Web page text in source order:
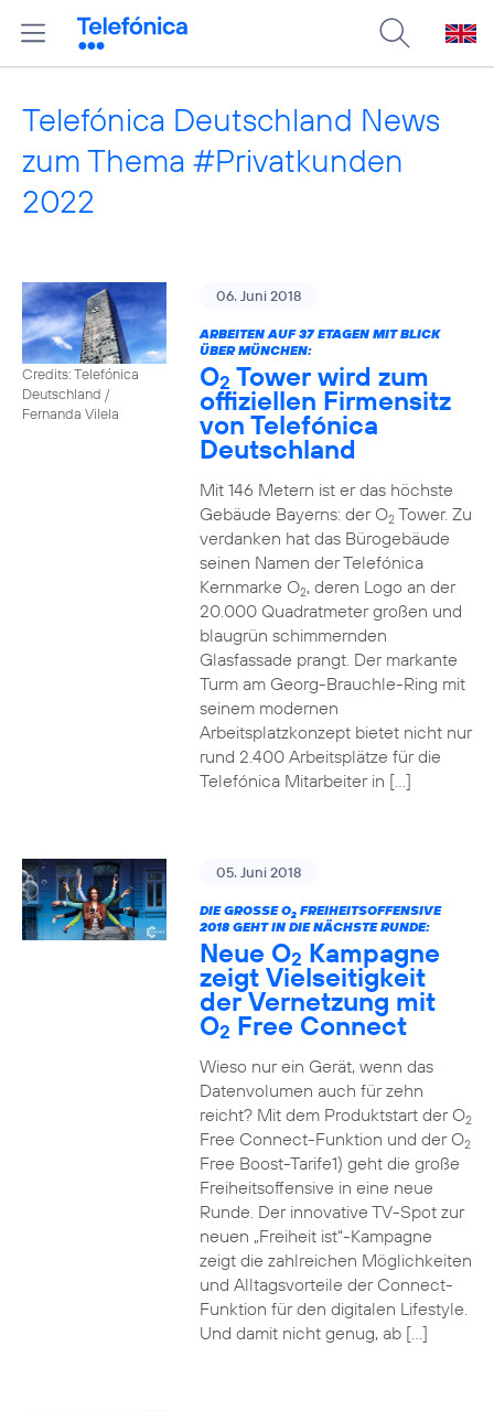
Telefónica Deutschland News
zum Thema #Privatkunden
2022
Credits: Telefónica
Deutschland /
Fernanda Vilela
06. Juni 2018
ARBEITEN AUF 37 ETAGEN MIT BLICK
ÜBER MÜNCHEN:
O2 Tower wird zum
offiziellen Firmensitz
von Telefónica
Deutschland
Mit 146 Metern ist er das höchste
Gebäude Bayerns: der O2Tower. Zu
verdanken hat das Bürogebäude
seinen Namen der Telefónica
Kernmarke O2, deren Logo an der
20.000 Quadratmeter großen und
blaugrün schimmernden
Glasfassade prangt. Der markante
Turm am Georg-Brauchle-Ring mit
seinem modernen
Arbeitsplatzkonzept bietet nicht nur
rund 2.400 Arbeitsplätze für die
Telefónica Mitarbeiter in […]
05. Juni 2018
DIE GROSSE O 2FREIHEITSOFFENSIVE
2018 GEHT IN DIE NÄCHSTE RUNDE:
Neue O2 Kampagne
zeigt Vielseitigkeit
der Vernetzung mit
O2 Free Connect
Wieso nur ein Gerät, wenn das
Datenvolumen auch für zehn
reicht? Mit dem Produktstart der O2
Free Connect-Funktion und der O2
Free Boost-Tarife1) geht die große
Freiheitsoffensive in eine neue
Runde. Der innovative TV-Spot zur
neuen „Freiheit ist“-Kampagne
zeigt die zahlreichen Möglichkeiten
und Alltagsvorteile der Connect-
Funktion für den digitalen Lifestyle.
Und damit nicht genug, ab […]